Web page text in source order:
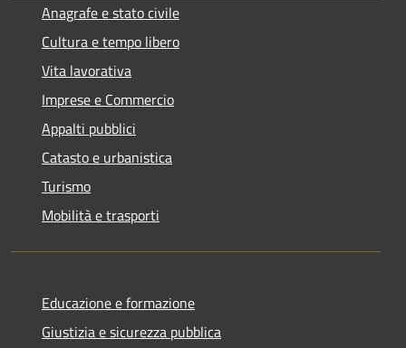
Anagrafe e stato civile
Cultura e tempo libero
Vita lavorativa
Imprese e Commercio
Appalti pubblici
Catasto e urbanistica
Turismo
Mobilità e trasporti
Educazione e formazione
Giustizia e sicurezza pubblica